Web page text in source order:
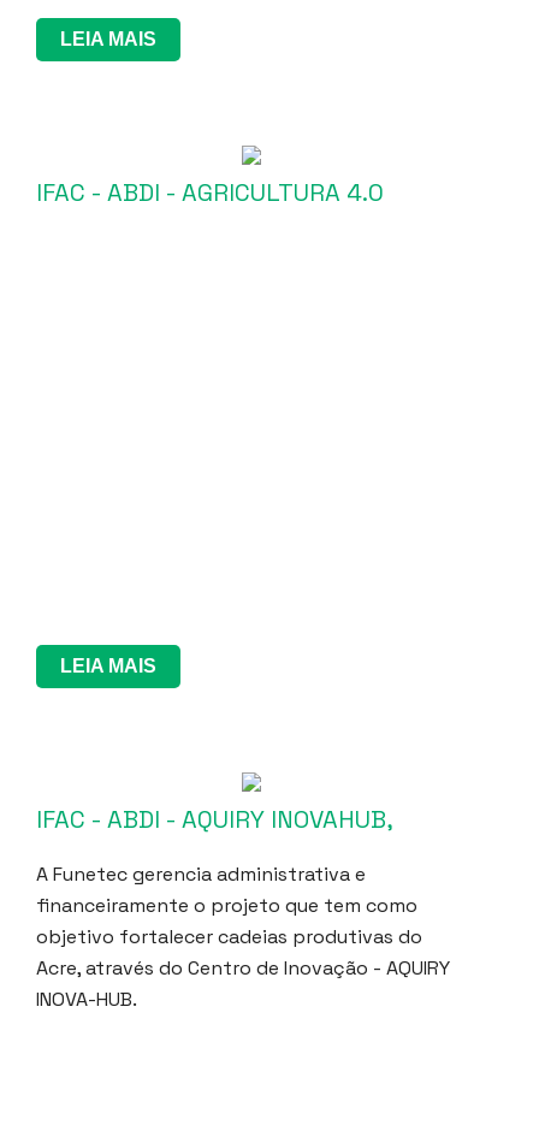
LEIA MAIS
IFAC - ABDI - AGRICULTURA 4.0
LEIA MAIS
IFAC - ABDI - AQUIRY INOVAHUB,
A Funetec gerencia administrativa e
financeiramente o projeto que tem como
objetivo fortalecer cadeias produtivas do
Acre, através do Centro de Inovação - AQUIRY
INOVA-HUB.